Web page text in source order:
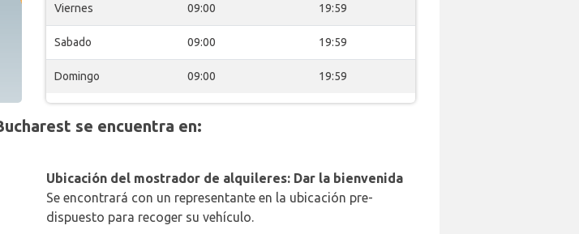
Viernes 09:00 19:59
Sabado 09:00 19:59
Domingo 09:00 19:59
se encuentra en:
Ubicación del mostrador de alquileres: Dar la bienvenida
Se encontrará con un representante en la ubicación pre-
dispuesto para recoger su vehículo.